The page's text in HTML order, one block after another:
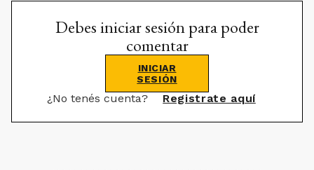
Debes iniciar sesión para poder
comentar
INICIAR
SESIÓN
¿No tenés cuenta? Registrate aquí